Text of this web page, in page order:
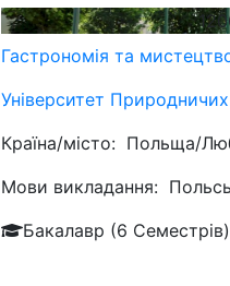
Гастрономія та мистецтво
Університет
Країна/місто: Польща/
Мови викладання:
Бакалавр (6 Семестрів)